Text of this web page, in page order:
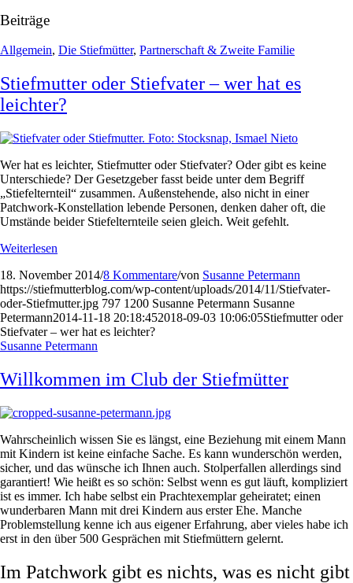
Beiträge
Allgemein, Die Stiefmütter, Partnerschaft & Zweite Familie
Stiefmutter oder Stiefvater – wer hat es
leichter?
Wer hat es leichter, Stiefmutter oder Stiefvater? Oder gibt es keine
Unterschiede? Der Gesetzgeber fasst beide unter dem Begriff
„Stiefelternteil“ zusammen. Außenstehende, also nicht in einer
Patchwork-Konstellation lebende Personen, denken daher oft, die
Umstände beider Stiefelternteile seien gleich. Weit gefehlt.
Weiterlesen
18. November 2014/8 Kommentare/von Susanne Petermann
https://stiefmutterblog.com/wp-content/uploads/2014/11/Stiefvater-
oder-Stiefmutter.jpg 797 1200 Susanne Petermann Susanne
Petermann2014-11-18 20:18:452018-09-03 10:06:05Stiefmutter oder
Stiefvater – wer hat es leichter?
Susanne Petermann
Willkommen im Club der Stiefmütter
Wahrscheinlich wissen Sie es längst, eine Beziehung mit einem Mann
mit Kindern ist keine einfache Sache. Es kann wunderschön werden,
sicher, und das wünsche ich Ihnen auch. Stolperfallen allerdings sind
garantiert! Wie heißt es so schön: Selbst wenn es gut läuft, kompliziert
ist es immer. Ich habe selbst ein Prachtexemplar geheiratet; einen
wunderbaren Mann mit drei Kindern aus erster Ehe. Manche
Problemstellung kenne ich aus eigener Erfahrung, aber vieles habe ich
erst in den über 500 Gesprächen mit Stiefmüttern gelernt.
Im Patchwork gibt es nichts, was es nicht gibt